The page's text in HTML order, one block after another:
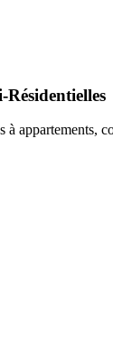
à appartements,